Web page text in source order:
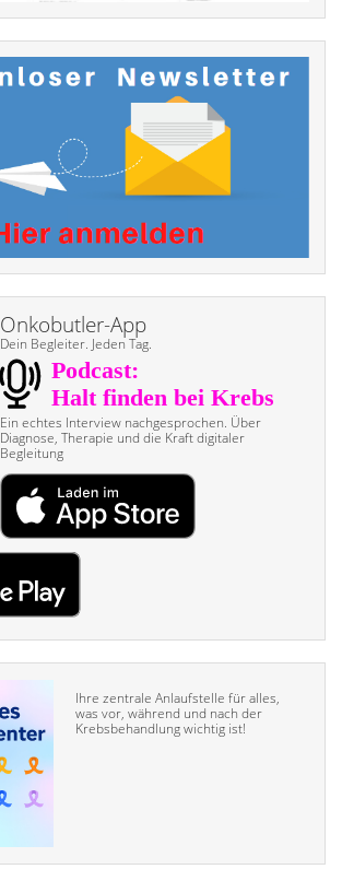
Onkobutler-App
Dein Begleiter. Jeden Tag.
Ein echtes Interview nach­gesprochen. Über
Diagnose, Therapie und die Kraft digitaler
Begleitung
Ihre zentrale Anlaufstelle für alles,
was vor, während und nach der
Krebsbehandlung wichtig ist!